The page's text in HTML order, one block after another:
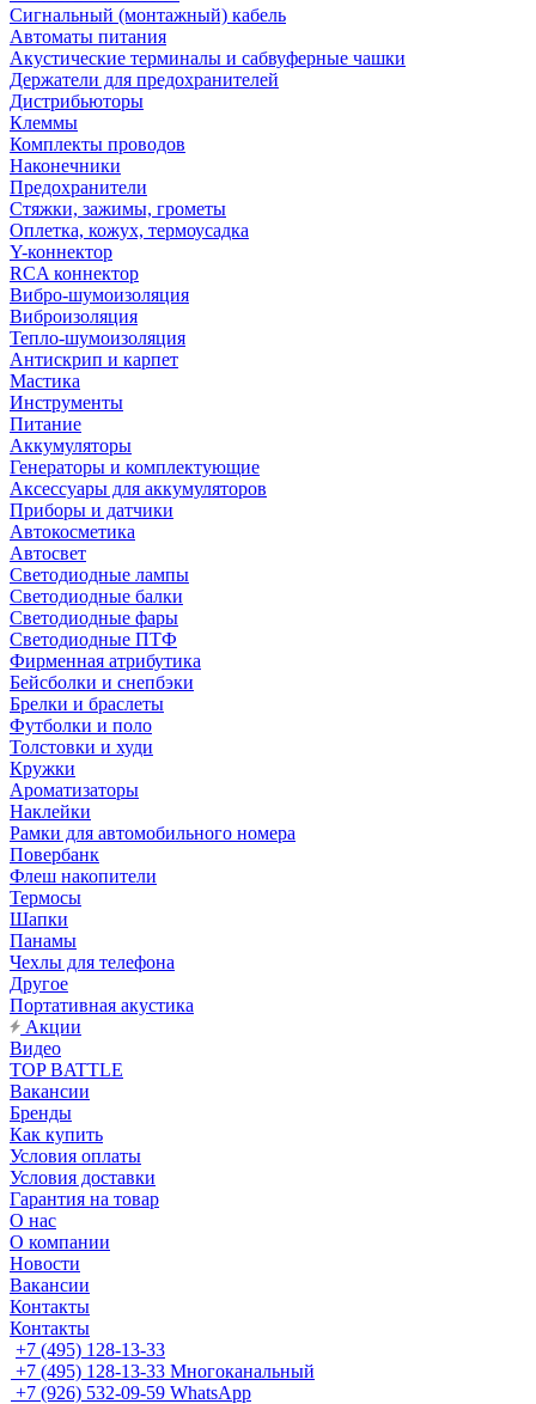
Сигнальный (монтажный) кабель
Автоматы питания
Акустические терминалы и сабвуферные чашки
Держатели для предохранителей
Дистрибьюторы
Клеммы
Комплекты проводов
Наконечники
Предохранители
Стяжки, зажимы, грометы
Оплетка, кожух, термоусадка
Y-коннектор
RCA коннектор
Вибро-шумоизоляция
Виброизоляция
Тепло-шумоизоляция
Антискрип и карпет
Мастика
Инструменты
Питание
Аккумуляторы
Генераторы и комплектующие
Аксессуары для аккумуляторов
Приборы и датчики
Автокосметика
Автосвет
Светодиодные лампы
Светодиодные балки
Светодиодные фары
Светодиодные ПТФ
Фирменная атрибутика
Бейсболки и снепбэки
Брелки и браслеты
Футболки и поло
Толстовки и худи
Кружки
Ароматизаторы
Наклейки
Рамки для автомобильного номера
Повербанк
Флеш накопители
Термосы
Шапки
Панамы
Чехлы для телефона
Другое
Портативная акустика
Акции
Видео
TOP BATTLE
Вакансии
Бренды
Как купить
Условия оплаты
Условия доставки
Гарантия на товар
О нас
О компании
Новости
Вакансии
Контакты
Контакты
+7 (495) 128-13-33
+7 (495) 128-13-33 Многоканальный
+7 (926) 532-09-59 WhatsApp